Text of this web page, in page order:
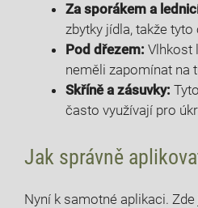
Za ⁣sporákem a
zbytky ⁤jídla, takže
Pod dřezem: Vlhkost
neměli zapomínat na
Skříně a ‍zásuvky:
často využívají ⁢pro
Jak správně
Nyní k samotné ‍aplikaci.